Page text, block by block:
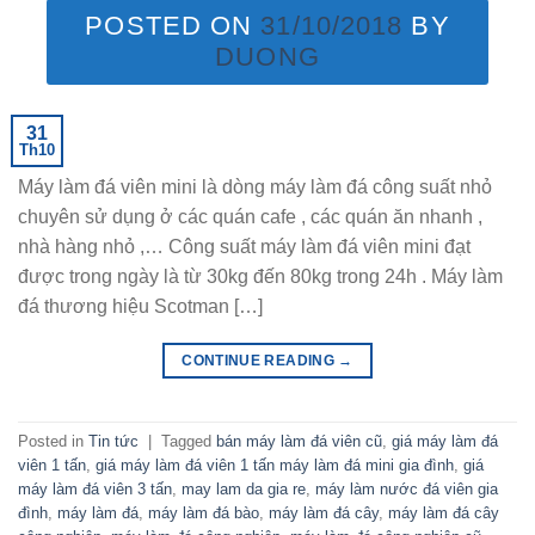
POSTED ON 31/10/2018 BY
DUONG
31
Th10
Máy làm đá viên mini là dòng máy làm đá công suất nhỏ
chuyên sử dụng ở các quán cafe , các quán ăn nhanh ,
nhà hàng nhỏ ,… Công suất máy làm đá viên mini đạt
được trong ngày là từ 30kg đến 80kg trong 24h . Máy làm
đá thương hiệu Scotman […]
CONTINUE READING →
Posted in Tin tức Tagged bán máy làm đá viên cũ giá máy làm đá
viên 1 tấn giá máy làm đá viên 1 tấn máy làm đá mini gia đình giá
máy làm đá viên 3 tấn may lam da gia re máy làm nước đá viên gia
đình máy làm đá máy làm đá bào máy làm đá cây, máy làm đá cây